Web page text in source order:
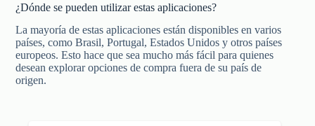
¿Dónde se pueden utilizar estas aplicaciones?
La mayoría de estas aplicaciones están disponibles en varios
países, como Brasil, Portugal, Estados Unidos y otros países
europeos. Esto hace que sea mucho más fácil para quienes
desean explorar opciones de compra fuera de su país de
origen.